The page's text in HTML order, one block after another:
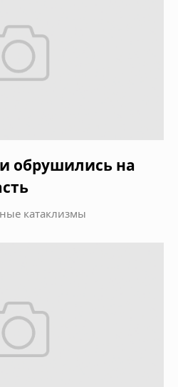
обрушились на
катаклизмы